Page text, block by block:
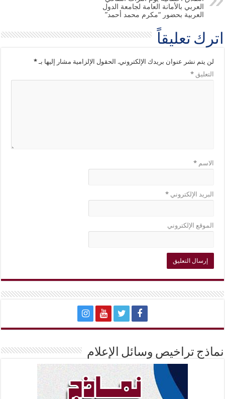
العربي بالأمانة العامة لجامعة الدول
العربية بحضور “مكرم محمد أحمد”
اترك تعليقاً
لن يتم نشر عنوان بريدك الإلكتروني. الحقول الإلزامية مشار إليها بـ*
التعليق*
الاسم*
البريد الإلكتروني*
الموقع الإلكتروني
نماذج تراخيص وسائل الإعلام